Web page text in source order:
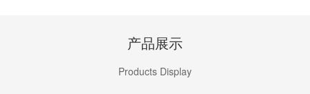
产品展示
Products Display